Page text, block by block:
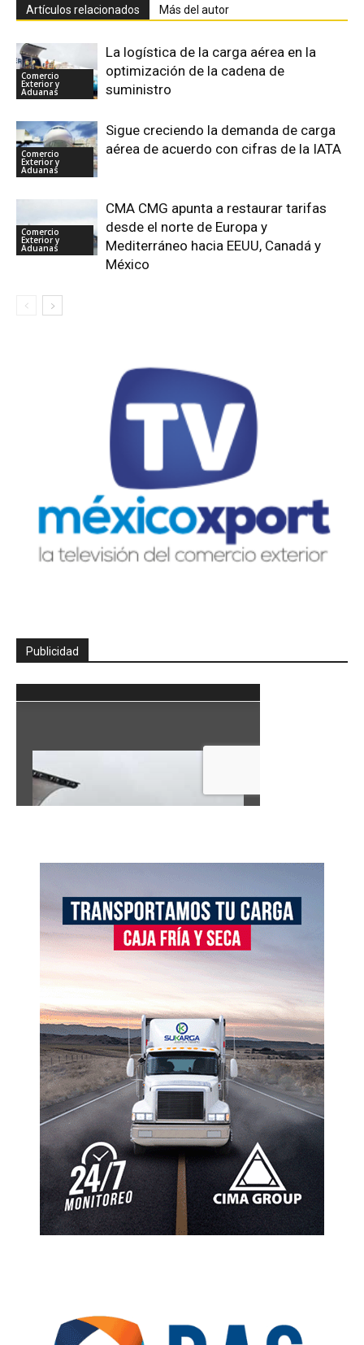
Artículos relacionados Más del autor
Comercio
Exterior y
Aduanas
La logística de la carga aérea en la
optimización de la cadena de
suministro
Comercio
Exterior y
Aduanas
Sigue creciendo la demanda de carga
aérea de acuerdo con cifras de la IATA
Comercio
Exterior y
Aduanas
CMA CMG apunta a restaurar tarifas
desde el norte de Europa y
Mediterráneo hacia EEUU, Canadá y
México
Publicidad